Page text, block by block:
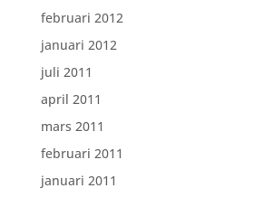
februari 2012
januari 2012
juli 2011
april 2011
mars 2011
februari 2011
januari 2011